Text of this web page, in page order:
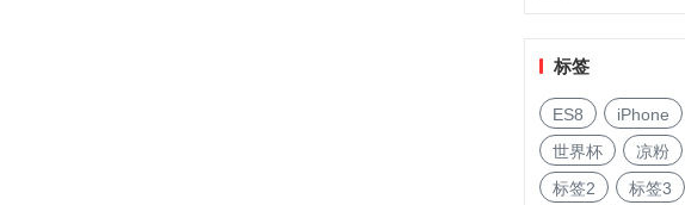
标签
ES8 iPhone
世界杯
凉粉
标签2
标签3